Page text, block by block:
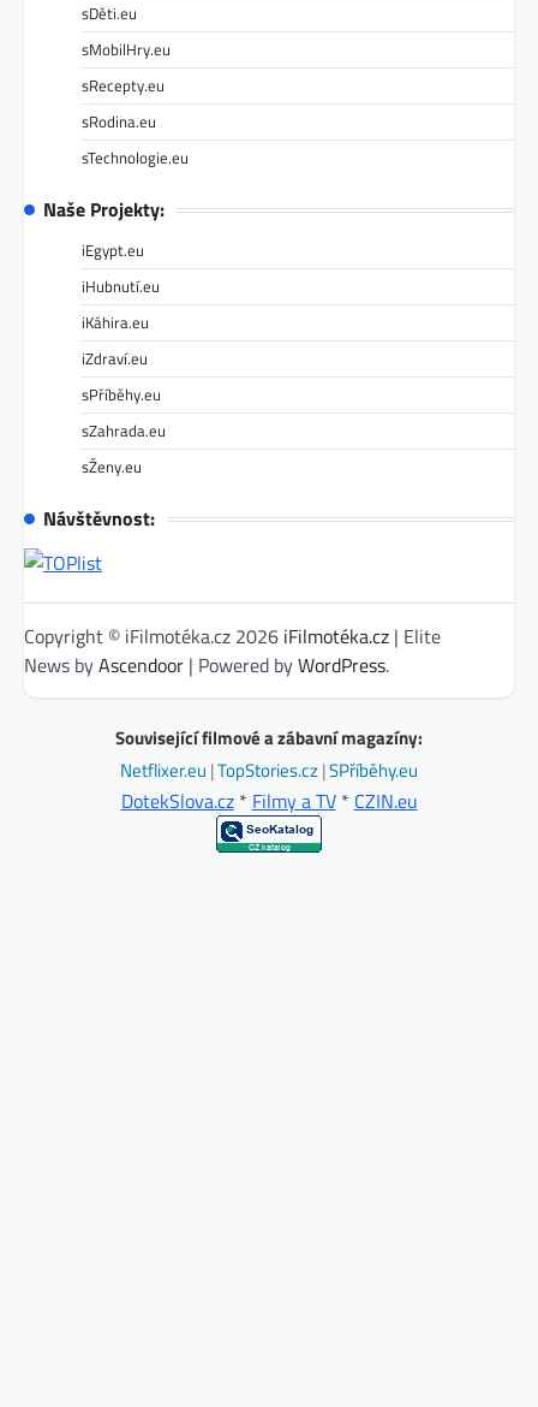
sDěti.eu
sMobilHry.eu
sRecepty.eu
sRodina.eu
sTechnologie.eu
Naše Projekty:
iEgypt.eu
iHubnutí.eu
iKáhira.eu
iZdraví.eu
sPříběhy.eu
sZahrada.eu
sŽeny.eu
Návštěvnost:
Copyright © iFilmotéka.cz 2026 iFilmotéka.cz | Elite
News byAscendoor | Powered byWordPress.
Související filmové a zábavní magazíny:
Netflixer.eu |TopStories.cz|SPříběhy.eu
DotekSlova.cz* Filmy a TV* CZIN.eu